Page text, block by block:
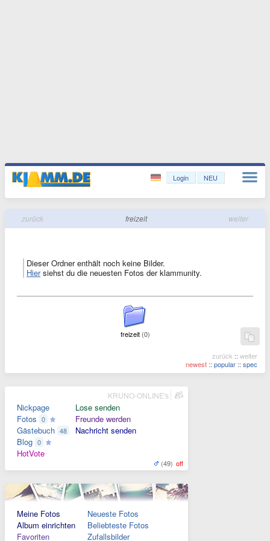
Login NEU
zurück weiter
freizeit
Dieser Ordner enthält noch keine Bilder.
Hiersiehst du die neuesten Fotos der klammunity.
freizeit (0)
zurück :: weiter
newest :: popular :: spec
Nickpage
Fotos 0
Gästebuch 48
Blog 0
HotVote
Lose senden
Freunde werden
Nachricht senden
(49) off
KRUNO-ONLINE's
Meine Fotos
Album einrichten
Favoriten
Neueste Fotos
Beliebteste Fotos
Zufallsbilder